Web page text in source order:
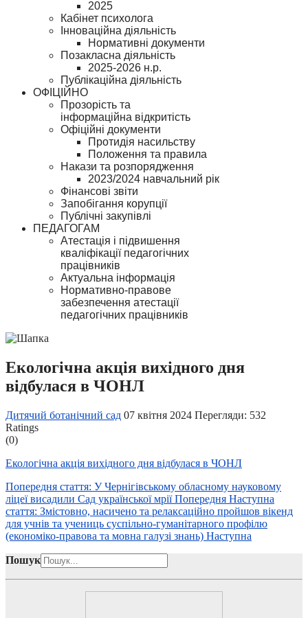
2025
Кабінет психолога
Інноваційна діяльність
Нормативні документи
Позакласна діяльність
2025-2026 н.р.
Публікаційна діяльність
ОФІЦІЙНО
Прозорість та
інформаційна відкритість
Офіційні документи
Протидія насильству
Положення та правила
Накази та розпорядження
2023/2024 навчальний рік
Фінансові звіти
Запобігання корупції
Публічні закупівлі
ПЕДАГОГАМ
Атестація і підвишення
кваліфікації педагогічних
працівників
Актуальна інформація
Нормативно-правове
забезпечення атестації
педагогічних працівників
Екологічна акція вихідного дня
відбулася в ЧОНЛ
Дитячий ботанічний сад 07 квітня 2024 Перегляди: 532
Ratings
(0)
Екологічна акція вихідного дня відбулася в ЧОНЛ
Попередня стаття: У Чернігівському обласному науковому
ліцеї висадили Сад української мріїПопередня Наступна
стаття: Змістовно, насичено та релаксаційно пройшов вікенд
для учнів та учениць суспільно-гуманітарного профілю
(економіко-правова та мовна галузі знань) Наступна
Пошук